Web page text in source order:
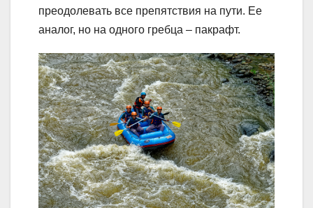
преодолевать все препятствия на пути. Ее
аналог, но на одного гребца – пакрафт.